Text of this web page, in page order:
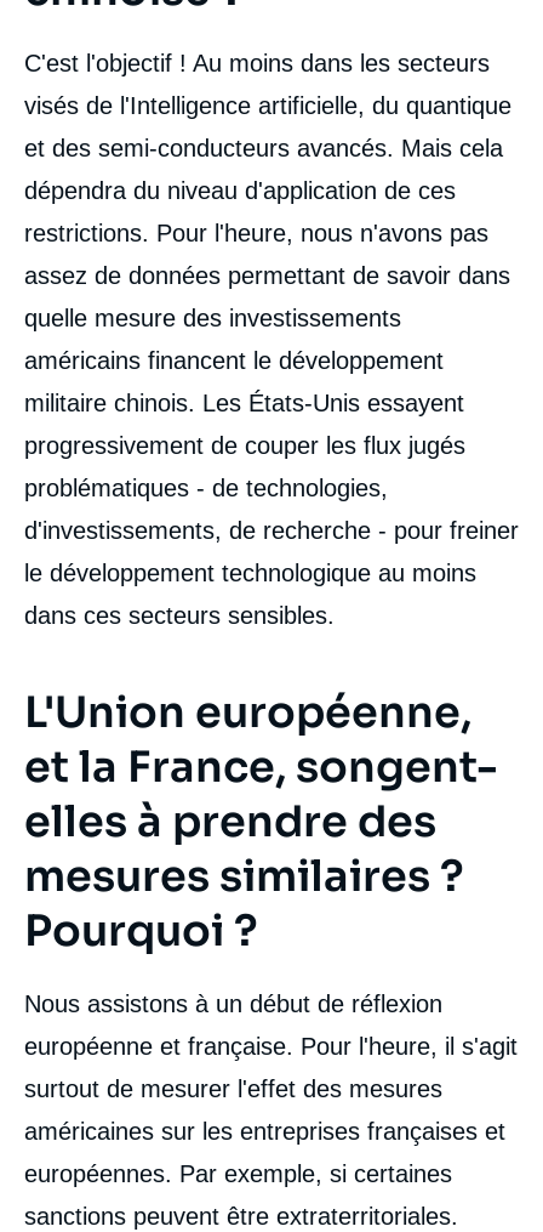
C'est l'objectif ! Au moins dans les secteurs
visés de l'Intelligence artificielle, du quantique
et des semi-conducteurs avancés. Mais cela
dépendra du niveau d'application de ces
restrictions. Pour l'heure, nous n'avons pas
assez de données permettant de savoir dans
quelle mesure des investissements
américains financent le développement
militaire chinois. Les États-Unis essayent
progressivement de couper les flux jugés
problématiques - de technologies,
d'investissements, de recherche - pour freiner
le développement technologique au moins
dans ces secteurs sensibles.
L'Union européenne,
et la France, songent-
elles à prendre des
mesures similaires ?
Pourquoi ?
Nous assistons à un début de réflexion
européenne et française. Pour l'heure, il s'agit
surtout de mesurer l'effet des mesures
américaines sur les entreprises françaises et
européennes. Par exemple, si certaines
sanctions peuvent être extraterritoriales.